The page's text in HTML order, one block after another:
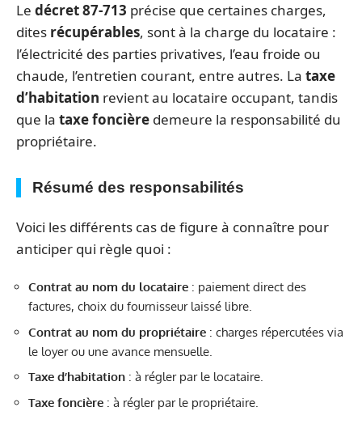
Le décret 87-713 précise que certaines charges,
dites récupérables, sont à la charge du locataire :
l’électricité des parties privatives, l’eau froide ou
chaude, l’entretien courant, entre autres. La taxe
d’habitation revient au locataire occupant, tandis
que la taxe foncière demeure la responsabilité du
propriétaire.
Résumé des responsabilités
Voici les différents cas de figure à connaître pour
anticiper qui règle quoi :
Contrat au nom du locataire : paiement direct des
factures, choix du fournisseur laissé libre.
Contrat au nom du propriétaire : charges répercutées via
le loyer ou une avance mensuelle.
Taxe d’habitation : à régler par le locataire.
Taxe foncière : à régler par le propriétaire.